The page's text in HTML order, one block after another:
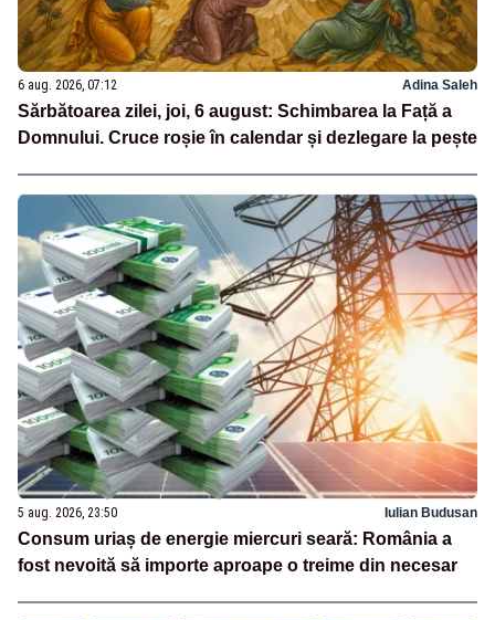
6 aug. 2026, 07:12 Adina Saleh
Sărbătoarea zilei, joi, 6 august: Schimbarea la Față a
Domnului. Cruce roșie în calendar și dezlegare la pește
5 aug. 2026, 23:50 Iulian Budusan
Consum uriaș de energie miercuri seară: România a
fost nevoită să importe aproape o treime din necesar